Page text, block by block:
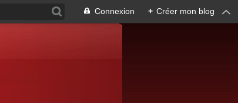
Connexion + Créer mon blog